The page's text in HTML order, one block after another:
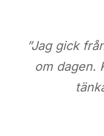
”Jag gick
om dagen.